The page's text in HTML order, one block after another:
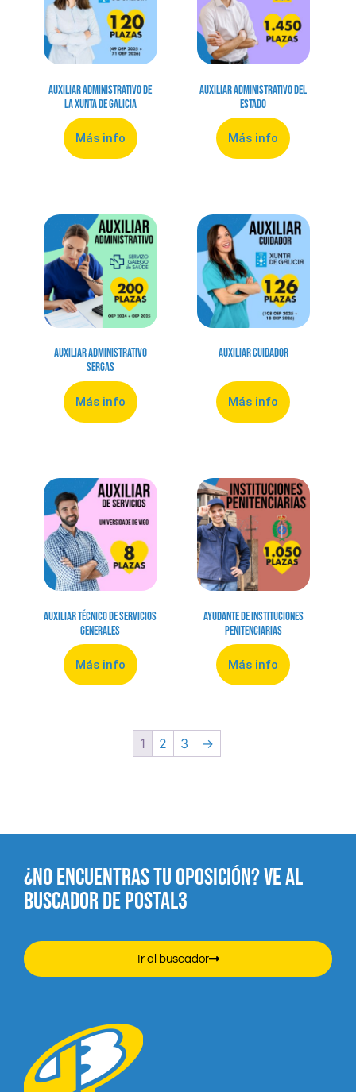
Auxiliar Administrativo de
la Xunta de Galicia
Más info
Auxiliar Administrativo del
Estado
Más info
Auxiliar Administrativo
Sergas
Más info
Auxiliar Cuidador
Más info
Auxiliar Técnico de Servicios
Generales
Más info
Ayudante de Instituciones
Penitenciarias
Más info
1 2 3 →
¿NO ENCUENTRAS TU OPOSICIÓN? VE AL
BUSCADOR DE POSTAL3
Ir al buscador